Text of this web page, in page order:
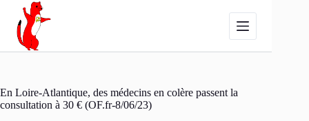
Passer
contenu
En Loire-Atlantique, des médecins en colère passent la
consultation à 30 € (OF.fr-8/06/23)